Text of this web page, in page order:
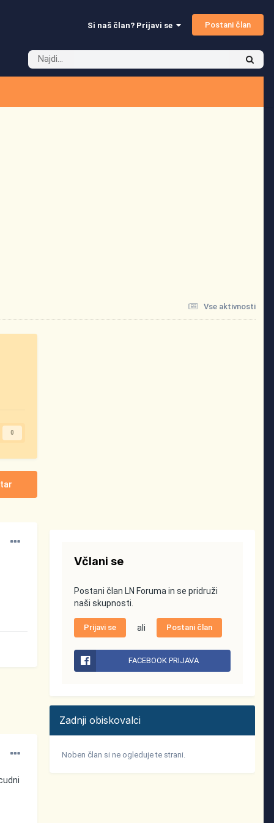
Si naš član? Prijavi se Postani član
Vse aktivnosti
0
Včlani se
Postani član LN Foruma in se pridruži
naši skupnosti.
Prijavi se ali Postani član
FACEBOOK PRIJAVA
Zadnji obiskovalci
Noben član si ne ogleduje te strani.